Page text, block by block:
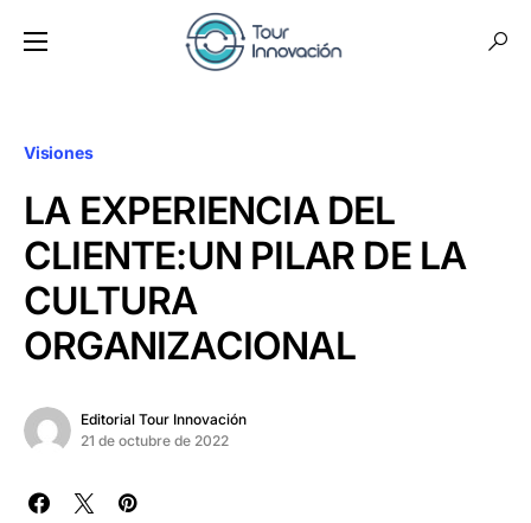
Visiones
LA EXPERIENCIA DEL
CLIENTE:UN PILAR DE LA
CULTURA
ORGANIZACIONAL
Editorial Tour Innovación
21 de octubre de 2022